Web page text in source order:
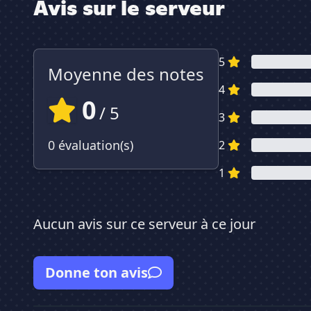
Avis sur le serveur
Moyenne des notes
0/ 5
0 évaluation(s)
5
4
3
2
1
Aucun avis sur ce serveur à ce jour
Donne ton avis